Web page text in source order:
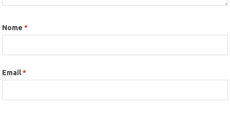
Nome*
Email*